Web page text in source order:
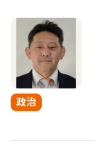
政治